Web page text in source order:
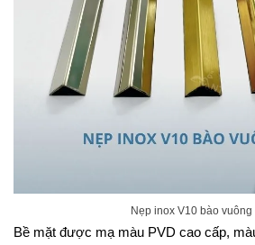
Nẹp inox V10 bào vuông
Bề mặt được mạ màu PVD cao cấp,